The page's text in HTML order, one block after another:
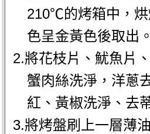
210℃的烤箱中，
色呈金黃色後取出。
2.將花枝片、魷魚片
蟹肉絲洗淨，洋蔥
紅、黃椒洗淨、去
3.將烤盤刷上一層薄